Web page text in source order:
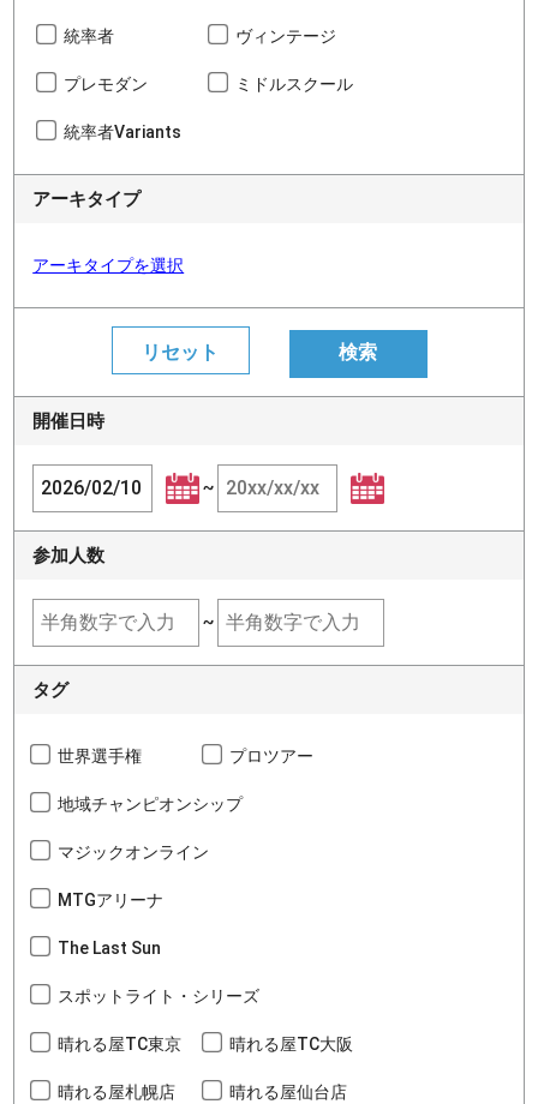
統率者 ヴィンテージ
プレモダン ミドルスクール
統率者Variants
アーキタイプ
アーキタイプを選択
開催日時
~
参加人数
~
タグ
世界選手権 プロツアー
地域チャンピオンシップ
マジックオンライン
MTGアリーナ
The Last Sun
スポットライト・シリーズ
晴れる屋TC東京 晴れる屋TC大阪
晴れる屋札幌店 晴れる屋仙台店